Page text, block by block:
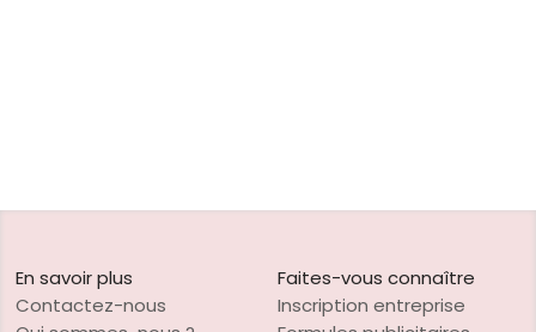
En savoir plus
Contactez-nous
Faites-vous connaître
Inscription entreprise